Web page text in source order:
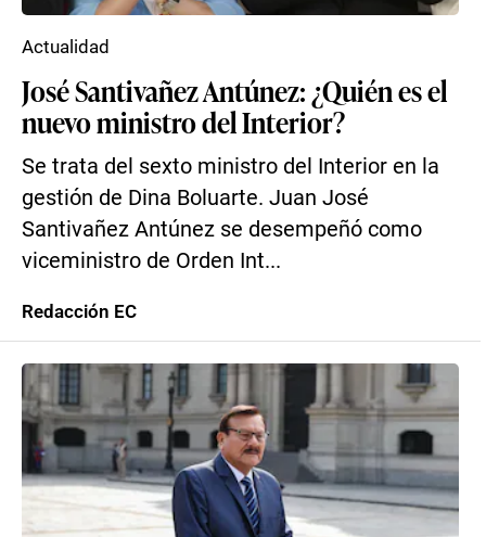
José Santivañez Antúnez: ¿Quién es el
nuevo ministro del Interior?
Se trata del sexto ministro del Interior en la
gestión de Dina Boluarte. Juan José
Santivañez Antúnez se desempeñó como
viceministro de Orden Int...
Actualidad
Redacción EC